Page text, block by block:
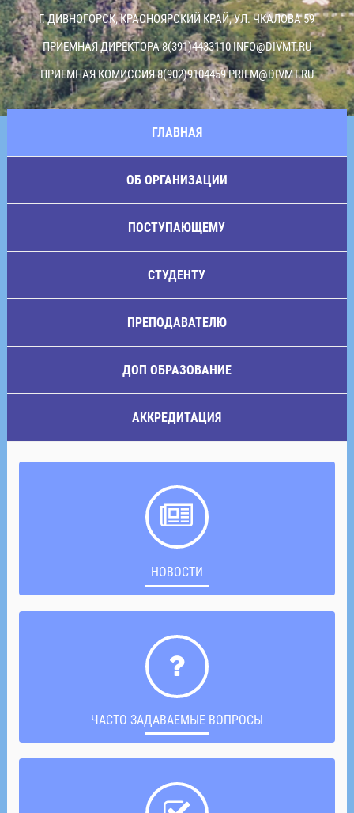
Г. ДИВНОГОРСК, КРАСНОЯРСКИЙ КРАЙ, УЛ. ЧКАЛОВА 59
ПРИЕМНАЯ ДИРЕКТОРА 8(391)4433110INFO@DIVMT.RU
ПРИЕМНАЯ КОМИССИЯ 8(902)9104459PRIEM@DIVMT.RU
ГЛАВНАЯ
ОБ ОРГАНИЗАЦИИ
ПОСТУПАЮЩЕМУ
СТУДЕНТУ
ПРЕПОДАВАТЕЛЮ
ДОП ОБРАЗОВАНИЕ
АККРЕДИТАЦИЯ
НОВОСТИ
ЧАСТО ЗАДАВАЕМЫЕ ВОПРОСЫ